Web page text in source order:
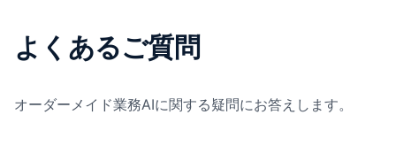
よくあるご質問
オーダーメイド業務AIに関する疑問にお答えします。